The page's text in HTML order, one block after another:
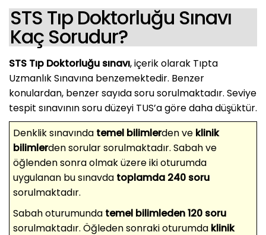
STS Tıp Doktorluğu Sınavı
Kaç Sorudur?
STS Tıp Doktorluğu sınavı, içerik olarak Tıpta
Uzmanlık Sınavına benzemektedir. Benzer
konulardan, benzer sayıda soru sorulmaktadır. Seviye
tespit sınavının soru düzeyi TUS’a göre daha düşüktür.
Denklik sınavında temel bilimlerden ve klinik
bilimlerden sorular sorulmaktadır. Sabah ve
öğlenden sonra olmak üzere iki oturumda
uygulanan bu sınavda toplamda 240 soru
sorulmaktadır.
Sabah oturumunda temel bilimleden 120 soru
sorulmaktadır. Öğleden sonraki oturumda klinik